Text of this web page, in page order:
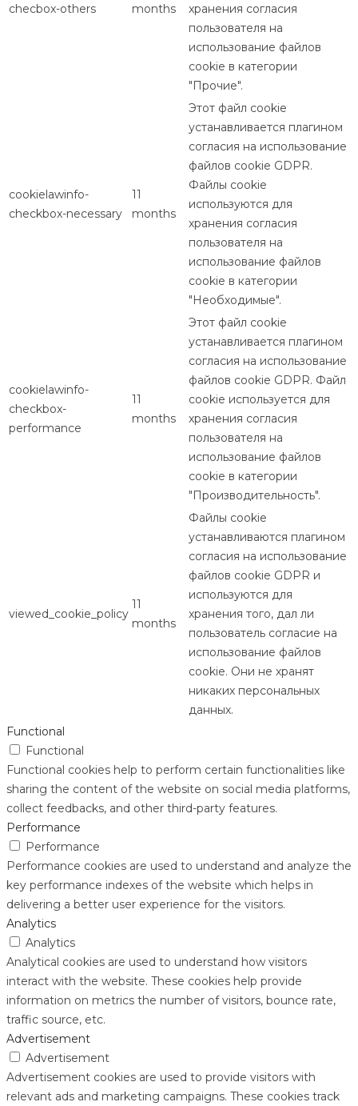
checbox-others
months
хранения согласия
пользователя на
использование файлов
cookie в категории
"Прочие".
cookielawinfo-
checkbox-necessary
11
months
Этот файл cookie
устанавливается плагином
согласия на использование
файлов cookie GDPR.
Файлы cookie
используются для
хранения согласия
пользователя на
использование файлов
cookie в категории
"Необходимые".
cookielawinfo-
checkbox-
performance
11
months
Этот файл cookie
устанавливается плагином
согласия на использование
файлов cookie GDPR. Файл
cookie используется для
хранения согласия
пользователя на
использование файлов
cookie в категории
"Производительность".
viewed_cookie_policy
11
months
Файлы cookie
устанавливаются плагином
согласия на использование
файлов cookie GDPR и
используются для
хранения того, дал ли
пользователь согласие на
использование файлов
cookie. Они не хранят
никаких персональных
данных.
Functional
Functional
Functional cookies help to perform certain functionalities like
sharing the content of the website on social media platforms,
collect feedbacks, and other third-party features.
Performance
Performance
Performance cookies are used to understand and analyze the
key performance indexes of the website which helps in
delivering a better user experience for the visitors.
Analytics
Analytics
Analytical cookies are used to understand how visitors
interact with the website. These cookies help provide
information on metrics the number of visitors, bounce rate,
traffic source, etc.
Advertisement
Advertisement
Advertisement cookies are used to provide visitors with
relevant ads and marketing campaigns. These cookies track